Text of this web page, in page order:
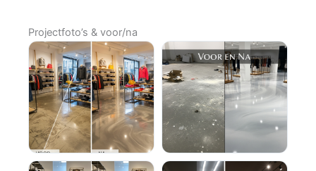
Projectfoto’s & voor/na